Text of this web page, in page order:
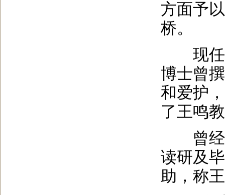
方面予
桥。
现任
博士曾
和爱护
了王鸣
曾经
读研及
助，称